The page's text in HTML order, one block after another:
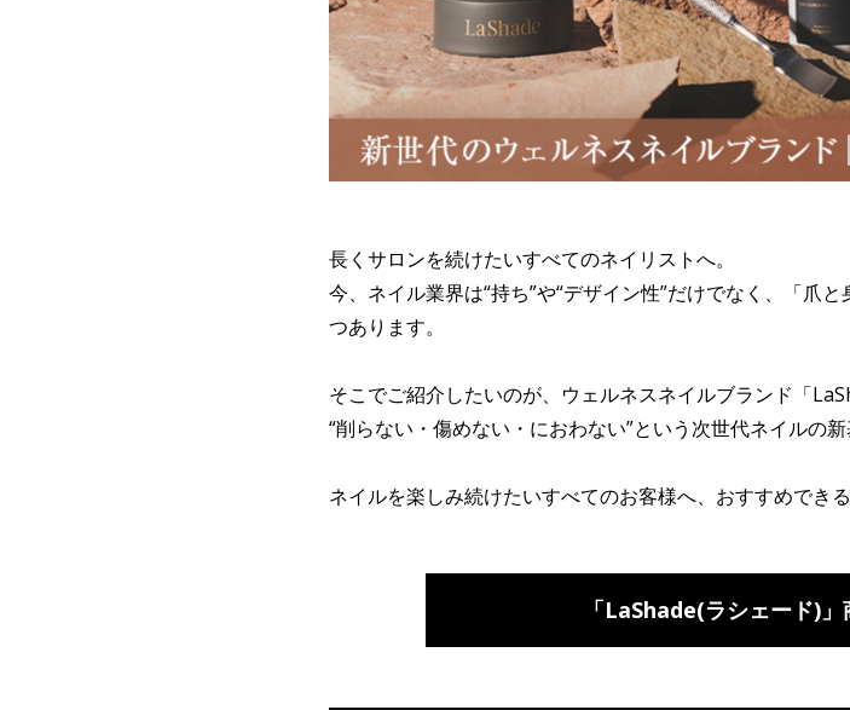
長くサロンを続けたいすべてのネイリストへ。
今、ネイル業界は“持ち”や“デザイン性”だけでなく、「爪
つあります。
そこでご紹介したいのが、ウェルネスネイルブランド「
“削らない・傷めない・におわない”という次世代ネイルの新
ネイルを楽しみ続けたいすべてのお客様へ、おすすめでき
「LaShade(ラシェード)